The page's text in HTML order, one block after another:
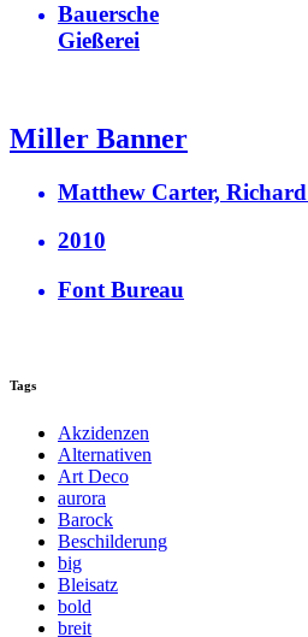
Bauersche
Gießerei
Miller Banner
Matthew Carter,
2010
Font Bureau
Tags
Akzidenzen
Alternativen
Art Deco
aurora
Barock
Beschilderung
big
Bleisatz
bold
breit